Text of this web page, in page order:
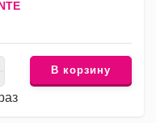
В корзину